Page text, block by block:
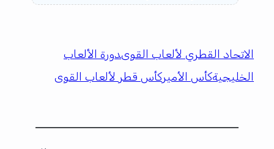
الاتحاد القطري لألعاب القوىدورة الألعاب
الخليجيةكأس الأميركأس قطر لألعاب القوى